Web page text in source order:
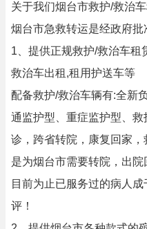
关于我们烟台市救护/救治
烟台市急救转运是经政府批
1、提供正规救护/救治车租
救治车出租,租用护送车等
配备救护/救治车辆有:全新
通监护型、重症监护型、
诊，跨省转院，康复回家
是为烟台市需要转院，出院
目前为止已服务过的病人
评！